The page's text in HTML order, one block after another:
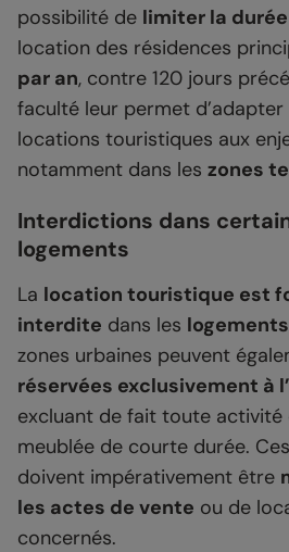
possibilité de limiter la
location des résidences
par an, contre 120 jours
faculté leur permet
locations touristiques aux
notamment dans les zones
Interdictions dans
logements
La location touristique est
interdite dans les
zones urbaines peuvent
réservées exclusivement à
excluant de fait toute activité
meublée de courte durée.
doivent impérativement être
les actes de vente ou de
concernés.